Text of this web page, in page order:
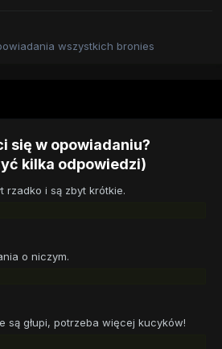
wszystkich bronies
się w opowiadaniu?
kilka odpowiedzi)
rzadko i są zbyt krótkie.
o niczym.
są głupi, potrzeba więcej kucyków!